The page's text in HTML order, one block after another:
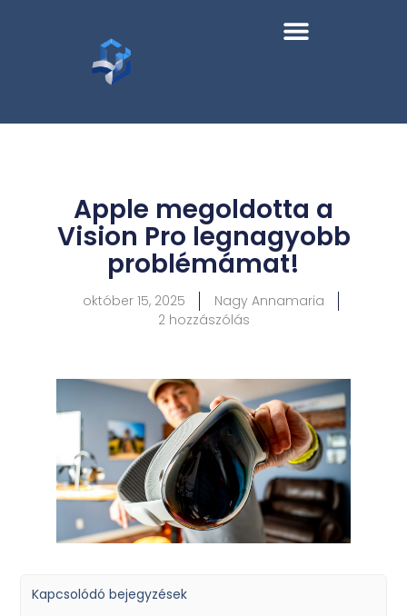
Apple megoldotta a
Vision Pro legnagyobb
problémámat!
október 15, 2025
Nagy Annamaria
2 hozzászólás
Kapcsolódó bejegyzések